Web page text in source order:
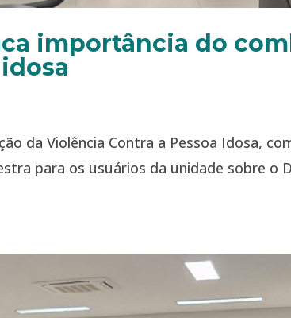
importância do
da Violência Contra a Pessoa Idosa,
para os usuários da unidade sobre o